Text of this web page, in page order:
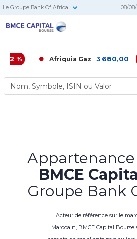
Le Groupe Bank Of Africa 08/
Afriquia Gaz 3 680,00 -0,16 %
Appartenance
BMCE
Groupe Bank
Acteur de référence sur le
Marocain, BMCE Capital Bourse